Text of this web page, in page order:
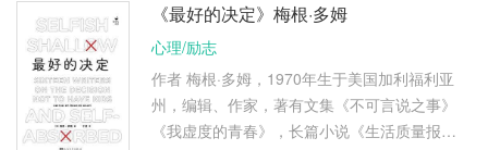
《最好的决定》梅根·多姆
心理/励志
作者 梅根·多姆，1970年生于美国加利福利亚
州，编辑、作家，著有文集《不可言说之事》
《我虚度的青春》，长篇小说《生活质量报